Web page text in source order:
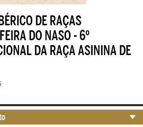
DE RAÇAS
DO NASO - 6º
DA RAÇA ASININA DE